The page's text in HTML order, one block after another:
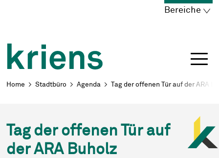
Navigieren in Kriens
Bereiche
Breadcrumb
Home Stadtbüro Agenda Tag der offenen Tür auf der ARA
Tag der offenen Tür auf
der ARA Buholz